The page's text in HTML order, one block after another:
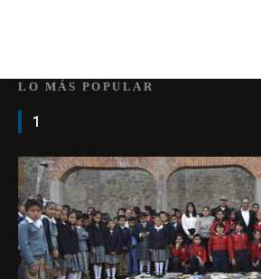
LO MÁS POPULAR
1